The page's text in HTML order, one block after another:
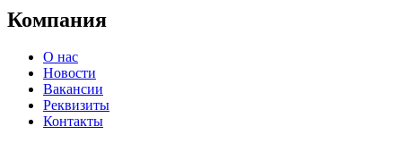
Компания
О нас
Новости
Вакансии
Реквизиты
Контакты